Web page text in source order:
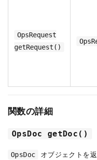
OpsRequest
getRequest()
関数の詳細
OpsDoc getDoc()
OpsDoc オブジェクトを返